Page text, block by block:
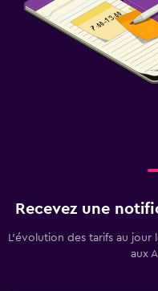
Recevez une
L’évolution des tarifs au
aux